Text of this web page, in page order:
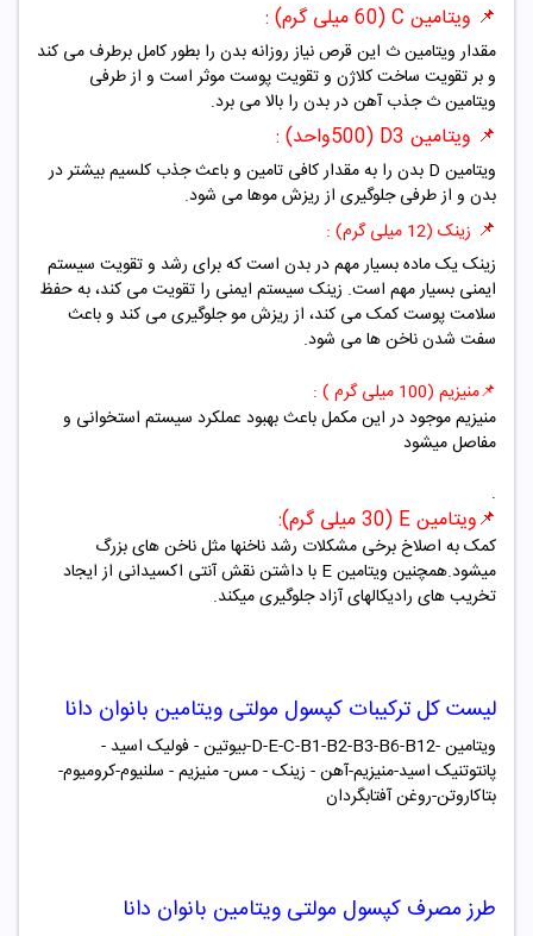
📌 ویتامین C (60 میلی گرم) :
مقدار ویتامین ث این قرص نیاز روزانه بدن را بطور کامل برطرف می کند
و بر تقویت ساخت کلاژن و تقویت پوست موثر است و از طرفی
ویتامین ث جذب آهن در بدن را بالا می برد.
📌 ویتامین D3 (500واحد) :
ویتامین D بدن را به مقدار کافی تامین و باعث جذب کلسیم بیشتر در
بدن و از طرفی جلوگیری از ریزش موها می شود.
📌 زینک (12 میلی گرم) :
زینک یک ماده بسیار مهم در بدن است که برای رشد و تقویت سیستم
ایمنی بسیار مهم است. زینک سیستم ایمنی را تقویت می کند، به حفظ
سلامت پوست کمک می کند، از ریزش مو جلوگیری می کند و باعث
سفت شدن ناخن ها می شود.
📌منیزیم (100 میلی گرم ) :
منیزیم موجود در این مکمل باعث بهبود عملکرد سیستم استخوانی و
مفاصل میشود
.
📌ویتامین E (30 میلی گرم):
کمک به اصلاخ برخی مشکلات رشد ناخنها مثل ناخن های بزرگ
میشود.همچنین ویتامین E با داشتن نقش آنتی اکسیدانی از ایجاد
تخریب های رادیکالهای آزاد جلوگیری میکند.
لیست کل ترکیبات کپسول مولتی ویتامین بانوان دانا
ویتامین -D-E-C-B1-B2-B3-B6-B12-بیوتین - فولیک اسید -
پانتوتنیک اسید-منیزیم-آهن - زینک - مس- منیزیم - سلنیوم-کرومیوم-
بتاکاروتن-روغن آفتابگردان
طرز مصرف کپسول مولتی ویتامین بانوان دانا